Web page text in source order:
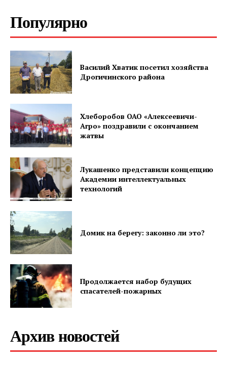
Популярно
Василий Хватик посетил хозяйства
Дрогичинского района
Хлеборобов ОАО «Алексеевичи-
Агро» поздравили с окончанием
жатвы
Лукашенко представили концепцию
Академии интеллектуальных
технологий
Домик на берегу: законно ли это?
Продолжается набор будущих
спасателей-пожарных
Архив новостей